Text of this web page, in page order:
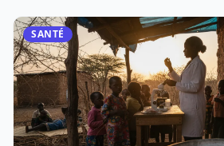
SANTÉ